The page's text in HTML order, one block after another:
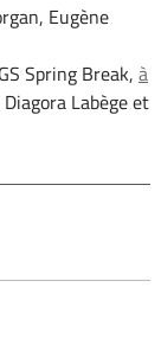
Eugène
Spring Break, à
Labège et